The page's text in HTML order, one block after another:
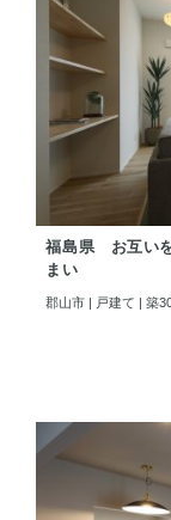
福島県 お互い
まい
郡山市 | 戸建て | 築